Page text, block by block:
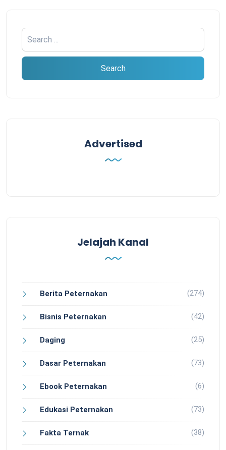
Advertised
Jelajah Kanal
Berita Peternakan (274)
Bisnis Peternakan (42)
Daging (25)
Dasar Peternakan (73)
Ebook Peternakan (6)
Edukasi Peternakan (73)
Fakta Ternak (38)